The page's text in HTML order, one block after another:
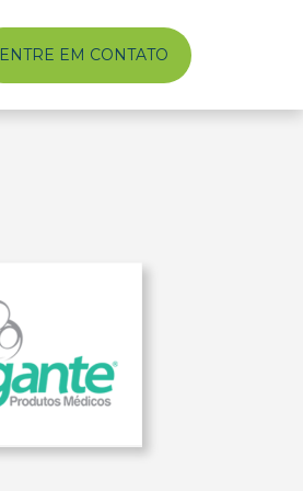
ENTRE EM CONTATO